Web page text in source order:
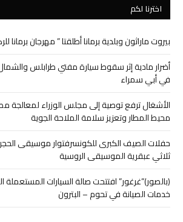
اخترنا لكم
بيروت ماراثون وبلدية برمانا أطلقتا ” مهرجان برمانا
أضرار مادية إثر سقوط سيارة مفتي طرابلس
في أبي سمراء
الأشغال ترفع توصية إلى مجلس الوزراء لمعالجة
محيط المطار وتعزيز سلامة الملاحة الجوية
حفلات الصيف الكبرى للكونسرفتوار موسيقى
ثلاثي عبقرية الموسيقى الروسية
(بالصور)”غرغور” افتتحت صالة السيارات
خدمات الصيانة في تحوم – البترون